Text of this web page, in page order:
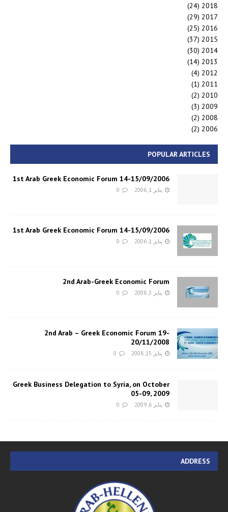
2018
(24)
2017
(29)
2016
(25)
2015
(37)
2014
(30)
2013
(14)
2012
(4)
2011
(1)
2010
(2)
2009
(3)
2008
(2)
2006
(2)
POPULAR ARTICLES
1st Arab Greek Economic Forum 14-15/09/2006
يناير 1, 2006 0
1st Arab Greek Economic Forum 14-15/09/2006
يناير 1, 2006 0
2nd Arab-Greek Economic Forum
يناير 3, 2008 0
2nd Arab – Greek Economic Forum 19-
20/11/2008
يناير 15, 2008 0
Greek Business Delegation to Syria, on October
05-09, 2009
يناير 6, 2009 0
ADDRESS